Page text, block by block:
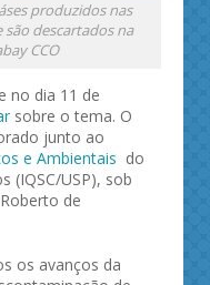
produzidos nas
são descartados na
CCO
no dia 11 de
sobre o tema. O
junto ao
e Ambientais do
(IQSC/USP), sob
de
os avanços da